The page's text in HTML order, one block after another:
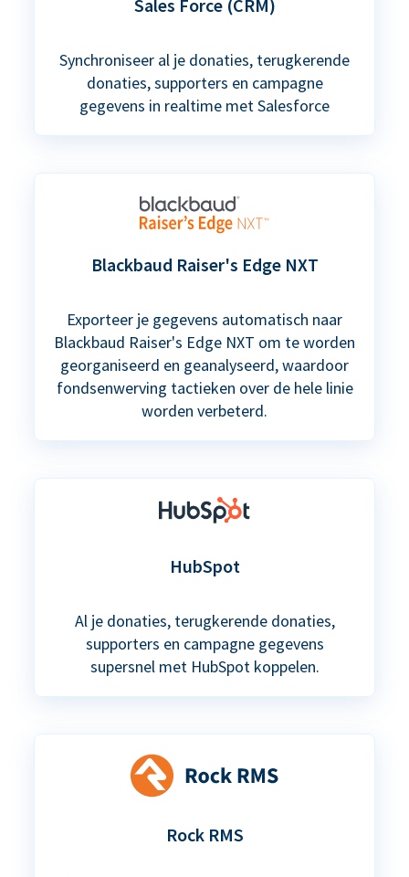
Sales Force (CRM)
Synchroniseer al je donaties, terugkerende
donaties, supporters en campagne
gegevens in realtime met Salesforce
Blackbaud Raiser's Edge NXT
Exporteer je gegevens automatisch naar
Blackbaud Raiser's Edge NXT om te worden
georganiseerd en geanalyseerd, waardoor
fondsenwerving tactieken over de hele linie
worden verbeterd.
HubSpot
Al je donaties, terugkerende donaties,
supporters en campagne gegevens
supersnel met HubSpot koppelen.
Rock RMS